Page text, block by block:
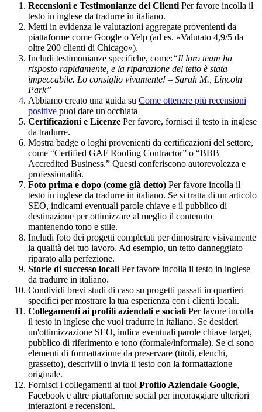
Recensioni e Testimonianze dei Clienti Per favore incolla il
testo in inglese da tradurre in italiano.
Metti in evidenza le valutazioni aggregate provenienti da
piattaforme come Google o Yelp (ad es. «Valutato 4,9/5 da
oltre 200 clienti di Chicago»).
Includi testimonianze specifiche, come:“Il loro team ha
risposto rapidamente, e la riparazione del tetto è stata
impeccabile. Lo consiglio vivamente! – Sarah M., Lincoln
Park”
Abbiamo creato una guida su Come ottenere più recensioni
positive puoi dare un'occhiata
Certificazioni e Licenze Per favore, fornisci il testo in inglese
da tradurre.
Mostra badge o loghi provenienti da certificazioni del settore,
come “Certified GAF Roofing Contractor” o “BBB
Accredited Business.” Questi conferiscono autorevolezza e
professionalità.
Foto prima e dopo (come già detto) Per favore incolla il
testo in inglese da tradurre in italiano. Se si tratta di un articolo
SEO, indicami eventuali parole chiave e il pubblico di
destinazione per ottimizzare al meglio il contenuto
mantenendo tono e stile.
Includi foto dei progetti completati per dimostrare visivamente
la qualità del tuo lavoro. Ad esempio, un tetto danneggiato
riparato alla perfezione.
Storie di successo locali Per favore incolla il testo in inglese
da tradurre in italiano.
Condividi brevi studi di caso su progetti passati in quartieri
specifici per mostrare la tua esperienza con i clienti locali.
Collegamenti ai profili aziendali e sociali Per favore incolla
il testo in inglese che vuoi tradurre in italiano. Se desideri
un'ottimizzazione SEO, indica eventuali parole chiave target,
pubblico di riferimento e tono (formale/informale). Se ci sono
elementi di formattazione da preservare (titoli, elenchi,
grassetto), descrivili o invia il testo con la formattazione
originale.
Fornisci i collegamenti ai tuoi Profilo Aziendale Google,
Facebook e altre piattaforme social per incoraggiare ulteriori
interazioni e recensioni.